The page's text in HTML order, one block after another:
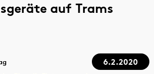
auf Trams
6.2.2020